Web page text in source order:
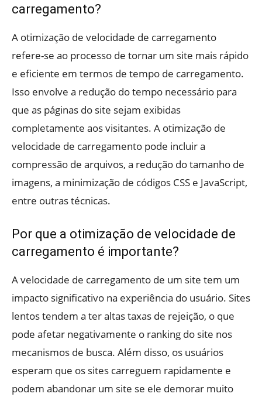
carregamento?
A otimização de velocidade de carregamento
refere-se ao processo de tornar um site mais rápido
e eficiente em termos de tempo de carregamento.
Isso envolve a redução do tempo necessário para
que as páginas do site sejam exibidas
completamente aos visitantes. A otimização de
velocidade de carregamento pode incluir a
compressão de arquivos, a redução do tamanho de
imagens, a minimização de códigos CSS e JavaScript,
entre outras técnicas.
Por que a otimização de velocidade de
carregamento é importante?
A velocidade de carregamento de um site tem um
impacto significativo na experiência do usuário. Sites
lentos tendem a ter altas taxas de rejeição, o que
pode afetar negativamente o ranking do site nos
mecanismos de busca. Além disso, os usuários
esperam que os sites carreguem rapidamente e
podem abandonar um site se ele demorar muito